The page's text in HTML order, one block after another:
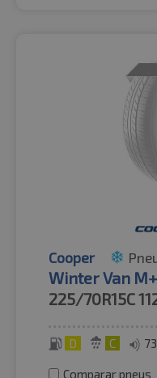
Cooper
Winter Van
225/70R15C
D C
Comparar pneus